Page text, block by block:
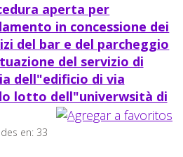
aperta per
in concessione dei
del bar e del parcheggio
del servizio di
dell"edificio di via
lotto dell"univerwsità di
en: 33